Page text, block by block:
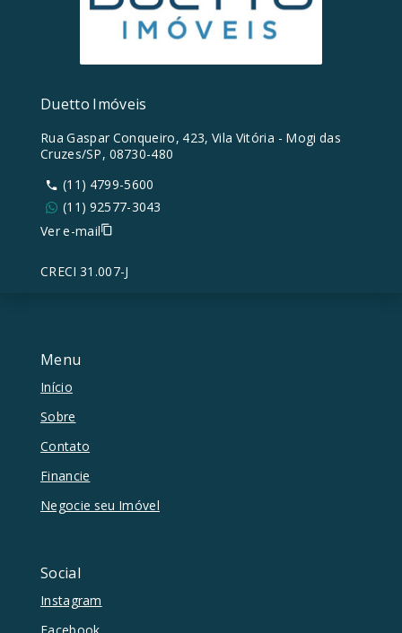
Menu
Início
Sobre
Contato
Financie
Negocie seu Imóvel
Social
Instagram
Facebook
Duetto Imóveis
Rua Gaspar Conqueiro, 423, Vila Vitória - Mogi das
Cruzes/SP, 08730-480
(11) 4799-5600
(11) 92577-3043
Ver e-mail
CRECI 31.007-J